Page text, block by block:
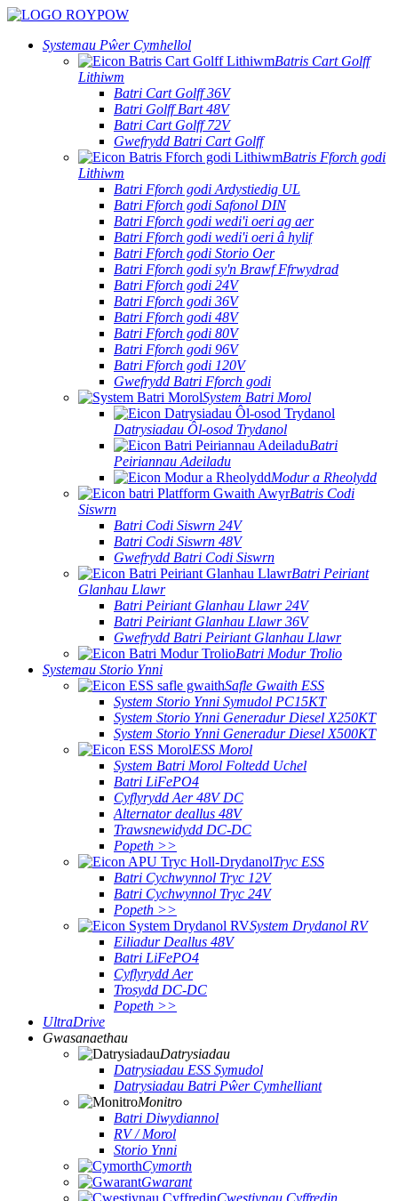
Systemau Pŵer Cymhellol
Batris Cart Golff
Lithiwm
Batri Cart Golff 36V
Batri Golff Bart 48V
Batri Cart Golff 72V
Gwefrydd Batri Cart Golff
Batris Fforch godi
Lithiwm
Batri Fforch godi Ardystiedig UL
Batri Fforch godi Safonol DIN
Batri Fforch godi wedi'i oeri ag aer
Batri Fforch godi wedi'i oeri â hylif
Batri Fforch godi Storio Oer
Batri Fforch godi sy'n Brawf Ffrwydrad
Batri Fforch godi 24V
Batri Fforch godi 36V
Batri Fforch godi 48V
Batri Fforch godi 80V
Batri Fforch godi 96V
Batri Fforch godi 120V
Gwefrydd Batri Fforch godi
System Batri Morol
Datrysiadau Ôl-osod Trydanol
Batri
Peiriannau Adeiladu
Modur a Rheolydd
Batris Codi
Siswrn
Batri Codi Siswrn 24V
Batri Codi Siswrn 48V
Gwefrydd Batri Codi Siswrn
Batri Peiriant
Glanhau Llawr
Batri Peiriant Glanhau Llawr 24V
Batri Peiriant Glanhau Llawr 36V
Gwefrydd Batri Peiriant Glanhau Llawr
Batri Modur Trolio
Systemau Storio Ynni
Safle Gwaith ESS
System Storio Ynni Symudol PC15KT
System Storio Ynni Generadur Diesel X250KT
System Storio Ynni Generadur Diesel X500KT
ESS Morol
System Batri Morol Foltedd Uchel
Batri LiFePO4
Cyflyrydd Aer 48V DC
Alternator deallus 48V
Trawsnewidydd DC-DC
Popeth >>
Tryc ESS
Batri Cychwynnol Tryc 12V
Batri Cychwynnol Tryc 24V
Popeth >>
System Drydanol RV
Eiliadur Deallus 48V
Batri LiFePO4
Cyflyrydd Aer
Trosydd DC-DC
Popeth >>
UltraDrive
Gwasanaethau
Datrysiadau
Datrysiadau ESS Symudol
Datrysiadau Batri Pŵer Cymhelliant
Monitro
Batri Diwydiannol
RV / Morol
Storio Ynni
Cymorth
Gwarant
Cwestiynau Cyffredin